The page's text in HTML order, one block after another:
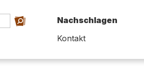
Nachschlagen
Kontakt